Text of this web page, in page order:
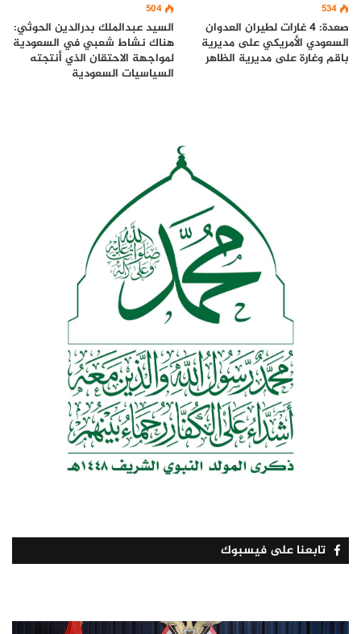
534
صعدة: 4 غارات لطيران العدوان
السعودي الأمريكي على مديرية
باقم وغارة على مديرية الظاهر
504
السيد عبدالملك بدرالدين الحوثي:
هناك نشاط شعبي في السعودية
لمواجهة الاحتقان الذي أنتجته
السياسيات السعودية
تابعنا على فيسبوك